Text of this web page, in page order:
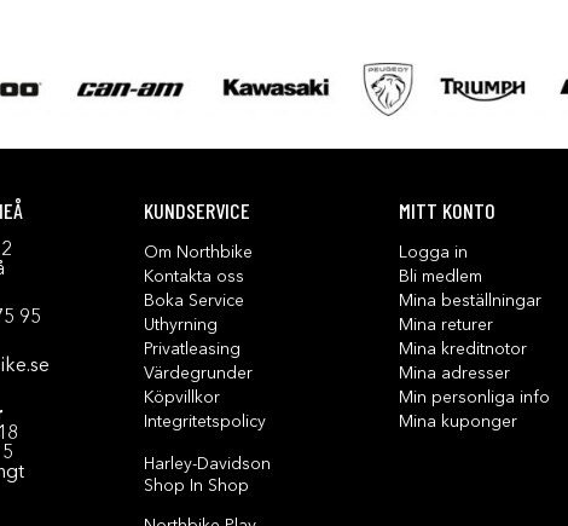
95
KUNDSERVICE
Om Northbike
Kontakta oss
Boka Service
Uthyrning
Privatleasing
Värdegrunder
Köpvillkor
Integritetspolicy
Harley-Davidson
Shop In Shop
MITT KONTO
Logga in
Bli medlem
Mina beställningar
Mina returer
Mina kreditnotor
Mina adresser
Min personliga info
Mina kuponger